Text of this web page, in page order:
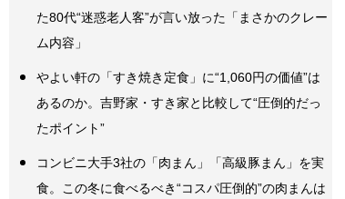
た80代“迷惑老人客”が言い放った「まさかのクレー
ム内容」
やよい軒の「すき焼き定食」に“1,060円の価値”は
あるのか。吉野家・すき家と比較して“圧倒的だっ
たポイント”
コンビニ大手3社の「肉まん」「高級豚まん」を実
食。この冬に食べるべき“コスパ圧倒的”の肉まんは